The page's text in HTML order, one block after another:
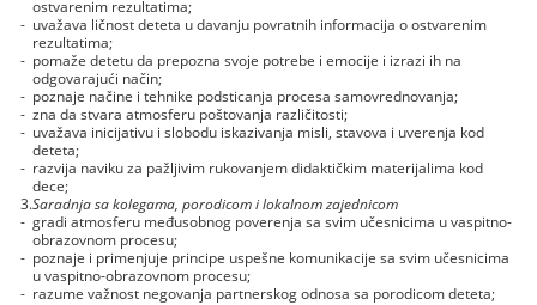
ostvarenim rezultatima;
- uvažava ličnost deteta u davanju povratnih informacija o ostvarenim
rezultatima;
- pomaže detetu da prepozna svoje potrebe i emocije i izrazi ih na
odgovarajući način;
- poznaje načine i tehnike podsticanja procesa samovrednovanja;
- zna da stvara atmosferu poštovanja različitosti;
- uvažava inicijativu i slobodu iskazivanja misli, stavova i uverenja kod
deteta;
- razvija naviku za pažljivim rukovanjem didaktičkim materijalima kod
dece;
3.Saradnja sa kolegama, porodicom i lokalnom zajednicom
- gradi atmosferu međusobnog poverenja sa svim učesnicima u vaspitno-
obrazovnom procesu;
- poznaje i primenjuje principe uspešne komunikacije sa svim učesnicima
u vaspitno-obrazovnom procesu;
- razume važnost negovanja partnerskog odnosa sa porodicom deteta;